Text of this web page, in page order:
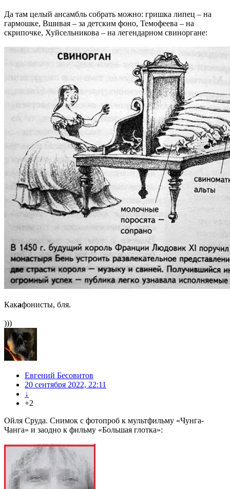
Да там целый ансамбль собрать можно: гришка липец – на
гармошке, Вшивая – за детским фоно, Темофеева – на
скрипочке, Хуйсельникова – на легендарном свиноргане:
Какафонисты, бля.
)))
Евгений Бесовитов
20 сентября 2022, 22:11
↓
+2
Ойля Сруда. Снимок с фотопроб к мультфильму «Чунга-
Чанга» и заодно к фильму «Большая глотка»: